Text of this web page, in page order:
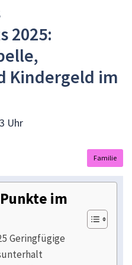
2025:
Kindergeld im
Uhr
Familie
im
Geringfügige